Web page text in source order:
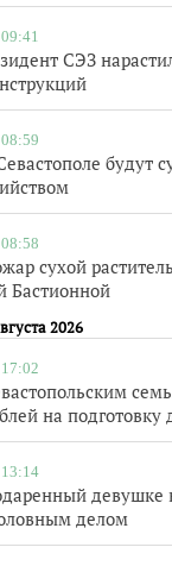
09:41
СЭЗ
08:59
будут
08:58
сухой
Бастионной
2026
17:02
на подготовку
13:14
девушке
делом